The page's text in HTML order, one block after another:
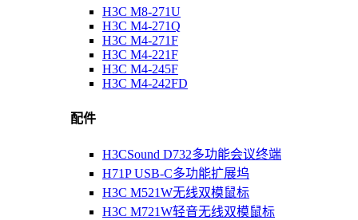
H3C M8-271U
H3C M4-271Q
H3C M4-271F
H3C M4-221F
H3C M4-245F
H3C M4-242FD
配件
H3CSound D732多功能会议终端
H71P USB-C多功能扩展坞
H3C M521W无线双模鼠标
H3C M721W轻音无线双模鼠标